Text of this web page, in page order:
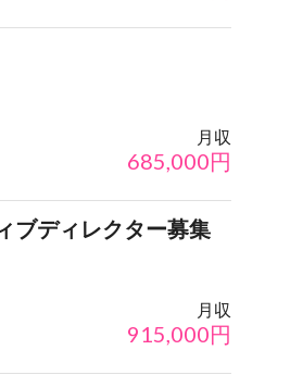
月収
685,000円
ブディレクター募集
月収
915,000円